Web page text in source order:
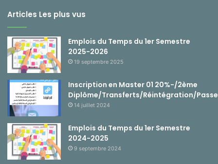
Articles Les plus vus
Emplois du Temps du 1er Semestre
2025-2026
19 septembre 2025
Inscription en Master 01 20%-/2ème
Diplôme/Transferts/Réintégration/
14 juillet 2024
Emplois du Temps du 1er Semestre
2024-2025
9 septembre 2024